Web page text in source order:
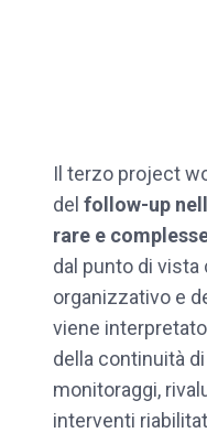
Il terzo project
del follow-up
rare e
dal punto di vista
organizzativo e
viene
della continuità
monitoraggi,
interventi